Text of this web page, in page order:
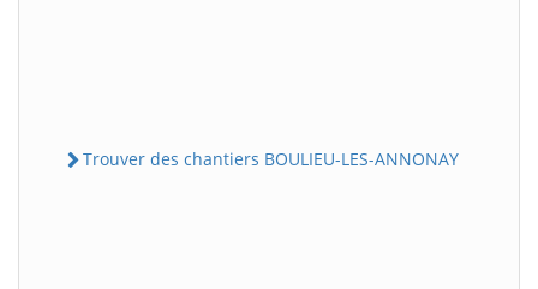
Trouver des chantiers BOULIEU-LES-ANNONAY